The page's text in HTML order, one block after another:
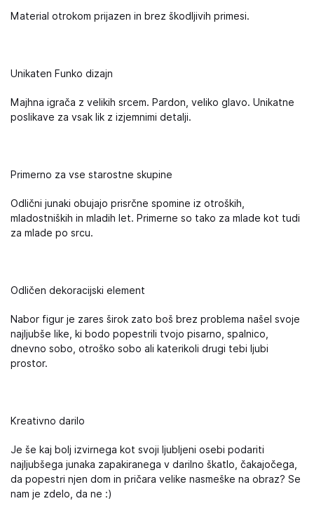
Material otrokom prijazen in brez škodljivih primesi.
Unikaten Funko dizajn
Majhna igrača z velikih srcem. Pardon, veliko glavo. Unikatne
poslikave za vsak lik z izjemnimi detalji.
Primerno za vse starostne skupine
Odlični junaki obujajo prisrčne spomine iz otroških,
mladostniških in mladih let. Primerne so tako za mlade kot tudi
za mlade po srcu.
Odličen dekoracijski element
Nabor figur je zares širok zato boš brez problema našel svoje
najljubše like, ki bodo popestrili tvojo pisarno, spalnico,
dnevno sobo, otroško sobo ali katerikoli drugi tebi ljubi
prostor.
Kreativno darilo
Je še kaj bolj izvirnega kot svoji ljubljeni osebi podariti
najljubšega junaka zapakiranega v darilno škatlo, čakajočega,
da popestri njen dom in pričara velike nasmeške na obraz? Se
nam je zdelo, da ne :)